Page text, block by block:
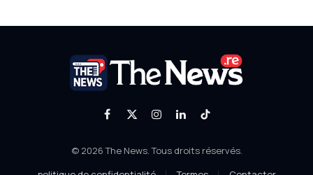
Facebook
X
Instagram
LinkedInTikTok
© 2026 The News. Tous droits réservés.